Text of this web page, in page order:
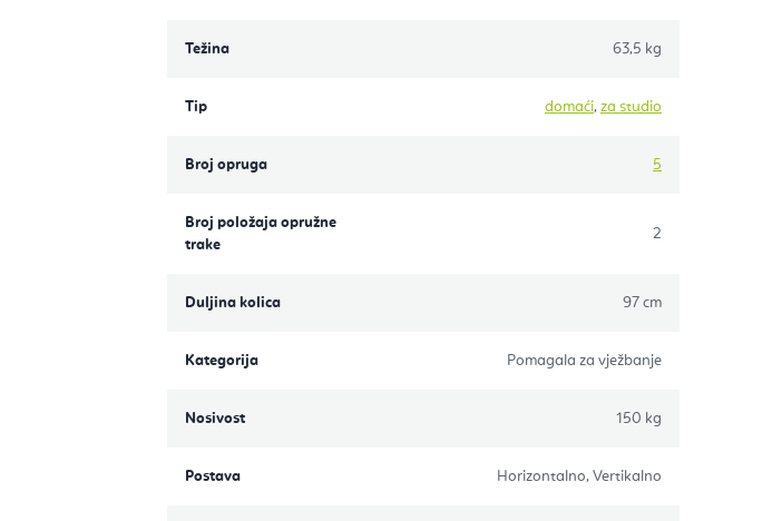
Težina 63,5 kg
Tip domaći, za studio
Broj opruga 5
Broj položaja opružne
trake
2
Duljina kolica 97 cm
Kategorija Pomagala za vježbanje
Nosivost 150 kg
Postava Horizontalno, Vertikalno